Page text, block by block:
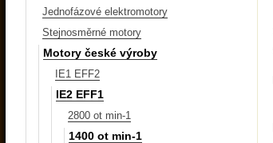
Jednofázové elektromotory
Stejnosměrné motory
Motory české výroby
IE1 EFF2
IE2 EFF1
2800 ot min-1
1400 ot min-1